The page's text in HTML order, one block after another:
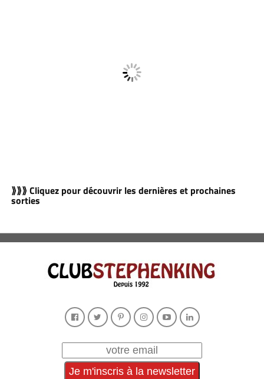
⟫⟫⟫ Cliquez pour découvrir les dernières et prochaines
sorties